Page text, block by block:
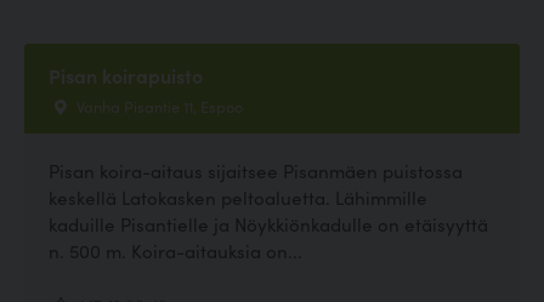
Pisan koirapuisto
Vanha Pisantie 11, Espoo
Pisan koira-aitaus sijaitsee Pisanmäen puistossa
keskellä Latokasken peltoaluetta. Lähimmille
kaduille Pisantielle ja Nöykkiönkadulle on etäisyyttä
n. 500 m. Koira-aitauksia on...